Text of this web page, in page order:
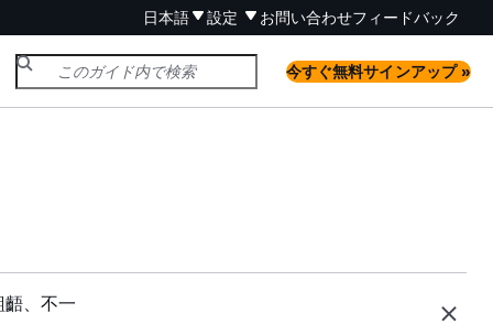
日本語 設定 お問い合わせフィードバック
今すぐ無料サインアップ »
、不一